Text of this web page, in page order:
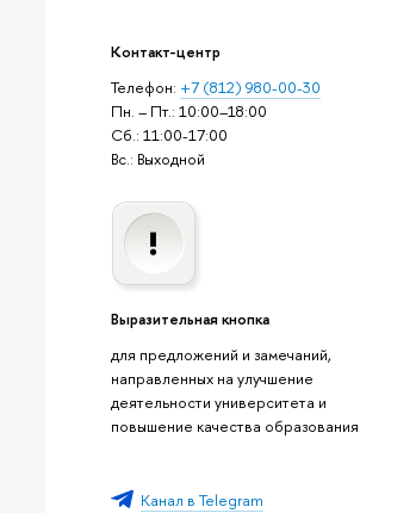
Контакт-центр
Телефон: +7 (812) 980-00-30
Пн. – Пт.: 10:00–18:00
Сб.: 11:00-17:00
Вс.: Выходной
Выразительная кнопка
для предложений и замечаний,
направленных на улучшение
деятельности университета и
повышение качества образования
Канал в Telegram